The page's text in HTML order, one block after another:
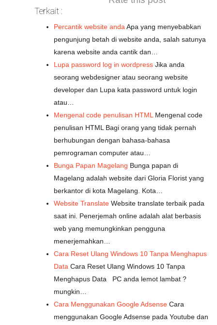
Terkait :
Percantik website anda Apa yang menyebabkan
pengunjung betah di website anda, salah satunya
karena website anda cantik dan…
Lupa password log in wordpress Jika anda
seorang webdesigner atau seorang website
developer dan Lupa kata password untuk login
atau…
Mengenal code penulisan HTML Mengenal code
penulisan HTML Bagi orang yang tidak pernah
berhubungan dengan bahasa-bahasa
pemrograman computer atau…
Bunga Papan Magelang Bunga papan di
Magelang adalah website dari Gloria Florist yang
berkantor di kota Magelang. Kota…
Website Translate Website translate terbaik pada
saat ini. Penerjemah online adalah alat berbasis
web yang memungkinkan pengguna
menerjemahkan…
Cara Reset Ulang Windows 10 Tanpa Menghapus
Data Cara Reset Ulang Windows 10 Tanpa
Menghapus Data PC anda lemot lambat ?
mungkin…
Cara Menggunakan Google Adsense Cara
menggunakan Google Adsense pada Youtube dan